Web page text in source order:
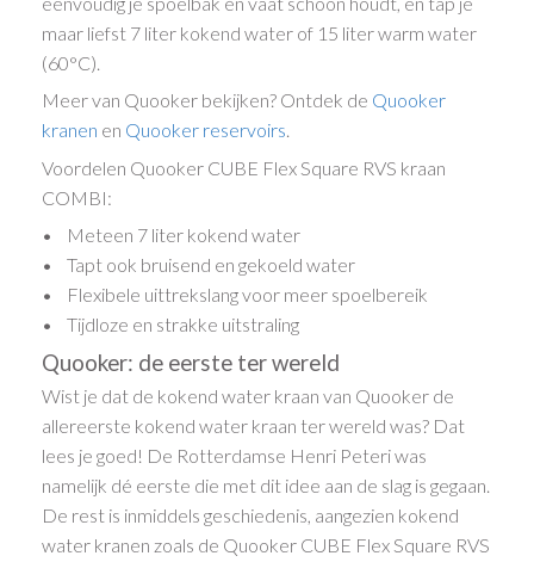
maar liefst 7 liter kokend water of 15 liter warm water
(60°C).
Meer van Quooker bekijken? Ontdek de Quooker
kranen en Quooker reservoirs.
Voordelen Quooker CUBE Flex Square RVS kraan
COMBI:
• Meteen 7 liter kokend water
• Tapt ook bruisend en gekoeld water
• Flexibele uittrekslang voor meer spoelbereik
• Tijdloze en strakke uitstraling
Quooker: de eerste ter wereld
Wist je dat de kokend water kraan van Quooker de
allereerste kokend water kraan ter wereld was? Dat
lees je goed! De Rotterdamse Henri Peteri was
namelijk dé eerste die met dit idee aan de slag is gegaan.
De rest is inmiddels geschiedenis, aangezien kokend
water kranen zoals de Quooker CUBE Flex Square RVS